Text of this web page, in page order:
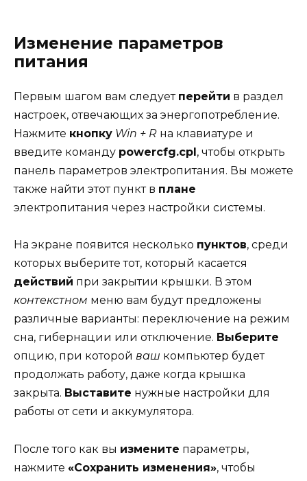
Изменение параметров
питания
Первым шагом вам следует перейти в раздел
настроек, отвечающих за энергопотребление.
Нажмите кнопку Win + R на клавиатуре и
введите команду powercfg.cpl , чтобы открыть
панель параметров электропитания. Вы можете
также найти этот пункт в плане
электропитания через настройки системы.
На экране появится несколько пунктов, среди
которых выберите тот, который касается
действий при закрытии крышки. В этом
контекстном меню вам будут предложены
различные варианты: переключение на режим
сна, гибернации или отключение. Выберите
опцию, при которой ваш компьютер будет
продолжать работу, даже когда крышка
закрыта. Выставите нужные настройки для
работы от сети и аккумулятора.
После того как вы измените параметры,
нажмите «Сохранить изменения», чтобы